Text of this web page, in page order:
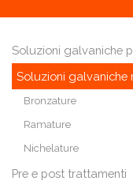
Soluzioni galvaniche
Soluzioni galvaniche
Bronzature
Ramature
Nichelature
Pre e post trattamenti